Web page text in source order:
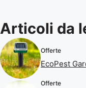
Articoli da
Offerte
EcoPest
Offerte